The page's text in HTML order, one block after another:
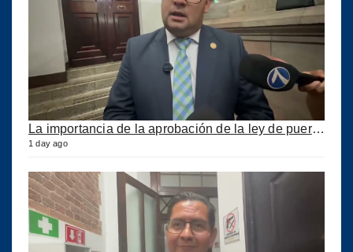
La importancia de la aprobación de la ley de puertos
1 day ago